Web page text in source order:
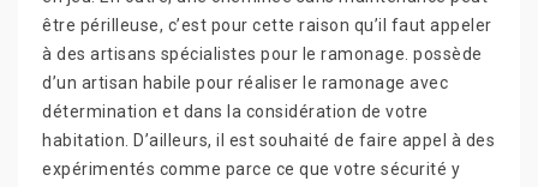
être périlleuse, c’est pour cette raison qu’il faut appeler
à des artisans spécialistes pour le ramonage. possède
d’un artisan habile pour réaliser le ramonage avec
détermination et dans la considération de votre
habitation. D’ailleurs, il est souhaité de faire appel à des
expérimentés comme parce ce que votre sécurité y